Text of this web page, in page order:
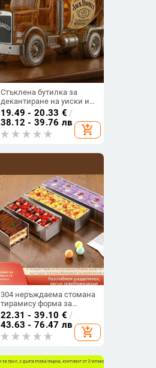
Стъклена бутилка за
декантиране на уиски и
водка, празна, 301–400
мл, модерен дизайн
19.49 - 20.33 € /
38.12 - 39.76 лв
add_shopping_cart
304 неръждаема стомана
тирамису форма за
печене, правоъгълна
форма за торти, в 4
размера
22.31 - 39.10 € /
43.63 - 76.47 лв
add_shopping_cart